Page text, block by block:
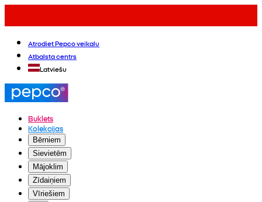
Atrodiet Pepco veikalu
Atbalsta centrs
Latviešu
Buklets
Kolekcijas
Bērniem
Sievietēm
Mājoklim
Zīdaiņiem
Vīriešiem